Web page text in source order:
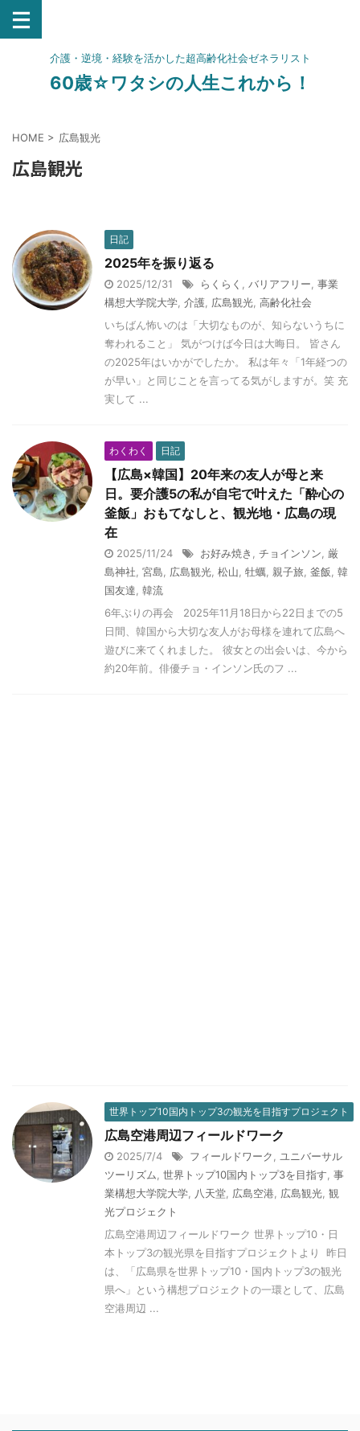
介護・逆境・経験を活かした超高齢化社会ゼネラリスト
60歳☆ワタシの人生これから！
HOME > 広島観光
広島観光
日記
2025年を振り返る
2025/12/31 らくらく バリアフリー 事業
構想大学院大学 介護 広島観光 高齢化社会
いちばん怖いのは「大切なものが、知らないうちに
奪われること」 気がつけば今日は大晦日。 皆さん
の2025年はいかがでしたか。 私は年々「1年経つの
が早い」と同じことを言ってる気がしますが。笑 充
実して ...
わくわく 日記
【広島×韓国】20年来の友人が母と来
日。要介護5の私が自宅で叶えた「酔心の
釜飯」おもてなしと、観光地・広島の現
在
2025/11/24 お好み焼き チョインソン
厳
島神社 宮島 広島観光 松山 牡蠣 親子旅 釜飯 韓
国友達 韓流
6年ぶりの再会 2025年11月18日から22日までの5
日間、韓国から大切な友人がお母様を連れて広島へ
遊びに来てくれました。 彼女との出会いは、今から
約20年前。俳優チョ・インソン氏のフ ...
世界トップ10国内トップ3の観光を目指すプロジェクト
広島空港周辺フィールドワーク
2025/7/4 フィールドワーク
ユニバーサル
ツーリズム
世界トップ10国内トップ3を目指す 事
業構想大学院大学
八天堂 広島空港 広島観光 観
光プロジェクト
広島空港周辺フィールドワーク 世界トップ10・日
本トップ3の観光県を目指すプロジェクトより 昨日
は、「広島県を世界トップ10・国内トップ3の観光
県へ」という構想プロジェクトの一環として、広島
空港周辺 ...